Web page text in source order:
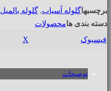
برچسبهاگلوله آسیاب, گلوله بالمیل
دسته بندی هامحصولات
فیسبوک
X
توضیحات